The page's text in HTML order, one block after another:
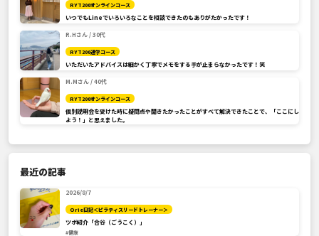
RYT200オンラインコース
いつでもLineでいろいろなことを相談できたのもありがたかったです！
R.Hさん / 30代
RYT200通学コース
いただいたアドバイスは細かく丁寧でメモをする手が止まらなかったです！笑
M.Mさん / 40代
RYT200オンラインコース
個別説明会を受けた時に疑問点や聞きたかったことがすべて解決できたことで、「ここにし
よう！」と思えました。
最近の記事
2026/8/7
Orie日記＜ピラティスリードトレーナー＞
ツボ紹介「合谷（ごうこく）」
#健康